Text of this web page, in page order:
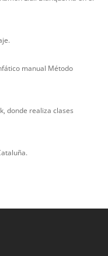
manual Método
donde realiza clases